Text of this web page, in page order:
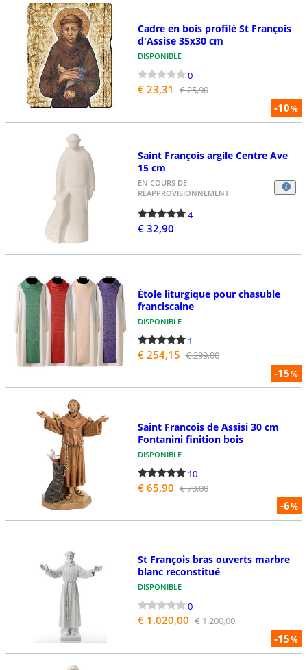
-10%
Cadre en bois profilé St François
d'Assise 35x30 cm
DISPONIBLE
0
€ 23,31 € 25,90
Saint François argile Centre Ave
15 cm
EN COURS DE
RÉAPPROVISIONNEMENT
4
€ 32,90
-15%
Étole liturgique pour chasuble
franciscaine
DISPONIBLE
1
€ 254,15 € 299,00
-6%
Saint Francois de Assisi 30 cm
Fontanini finition bois
DISPONIBLE
10
€ 65,90 € 70,00
-15%
St François bras ouverts marbre
blanc reconstitué
DISPONIBLE
0
€ 1.020,00 € 1.200,00